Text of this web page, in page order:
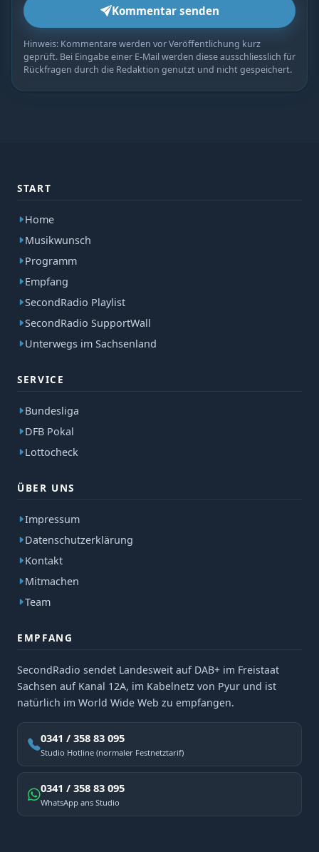
Kommentar senden
Hinweis: Kommentare werden vor Veröffentlichung kurz
geprüft. Bei Eingabe einer E-Mail werden diese ausschliesslich für
Rückfragen durch die Redaktion genutzt und nicht gespeichert.
START
Home
Musikwunsch
Programm
Empfang
SecondRadio Playlist
SecondRadio SupportWall
Unterwegs im Sachsenland
SERVICE
Bundesliga
DFB Pokal
Lottocheck
ÜBER UNS
Impressum
Datenschutzerklärung
Kontakt
Mitmachen
Team
EMPFANG
SecondRadio sendet Landesweit auf DAB+ im Freistaat
Sachsen auf Kanal 12A, im Kabelnetz von Pyur und ist
natürlich im World Wide Web zu empfangen.
0341 / 358 83 095
Studio Hotline (normaler Festnetztarif)
0341 / 358 83 095
WhatsApp ans Studio